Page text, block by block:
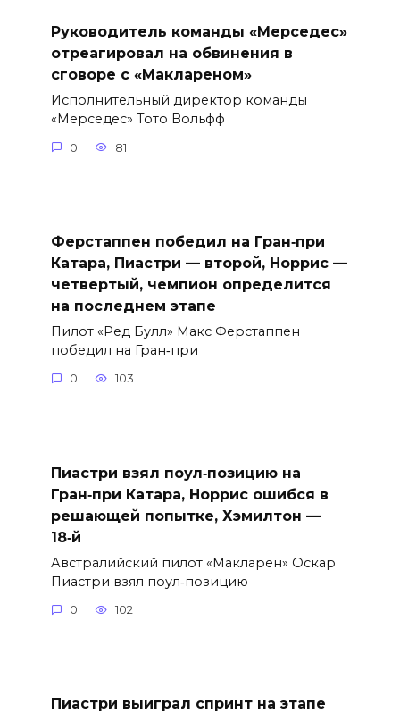
Руководитель команды «Мерседес»
отреагировал на обвинения в
сговоре с «Маклареном»
Исполнительный директор команды
«Мерседес» Тото Вольфф
0 81
Ферстаппен победил на Гран‑при
Катара, Пиастри — второй, Норрис —
четвертый, чемпион определится
на последнем этапе
Пилот «Ред Булл» Макс Ферстаппен
победил на Гран‑при
0 103
Пиастри взял поул‑позицию на
Гран‑при Катара, Норрис ошибся в
решающей попытке, Хэмилтон —
18‑й
Австралийский пилот «Макларен» Оскар
Пиастри взял поул‑позицию
0 102
Пиастри выиграл спринт на этапе